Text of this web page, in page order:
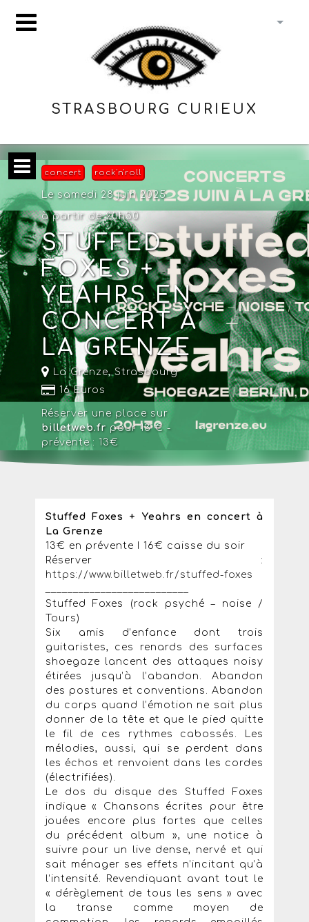
STRASBOURG CURIEUX
concert rock'n'roll
Le samedi 28 juin 2025
à partir de 20h30
STUFFED
FOXES +
YEAHRS EN
CONCERT À
LA GRENZE
La Grenze,Strasbourg
16 Euros
Réserver une place sur
billetweb.fr pour 13 € -
prévente : 13€
Stuffed Foxes + Yeahrs en concert à
La Grenze
13€ en prévente I 16€ caisse du soir
Réserver :
https://www.billetweb.fr/stuffed-foxes
Stuffed Foxes (rock psyché – noise /
Tours)
Six amis d’enfance dont trois
guitaristes, ces renards des surfaces
shoegaze lancent des attaques noisy
étirées jusqu’à l’abandon. Abandon
des postures et conventions. Abandon
du corps quand l’émotion ne sait plus
donner de la tête et que le pied quitte
le fil de ces rythmes cabossés. Les
mélodies, aussi, qui se perdent dans
les échos et renvoient dans les cordes
(électrifiées).
Le dos du disque des Stuffed Foxes
indique « Chansons écrites pour être
jouées encore plus fortes que celles
du précédent album », une notice à
suivre pour un live dense, nervé et qui
sait ménager ses effets n’incitant qu’à
l’intensité. Revendiquant avant tout le
« dérèglement de tous les sens » avec
la transe comme moyen de